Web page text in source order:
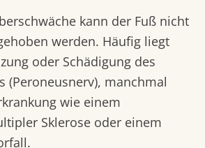
kann der Fuß nicht
werden. Häufig liegt
oder Schädigung des
(Peroneusnerv), manchmal
wie einem
Sklerose oder einem